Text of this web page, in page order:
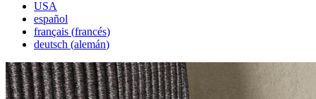
USA
español
français (francés)
deutsch (alemán)